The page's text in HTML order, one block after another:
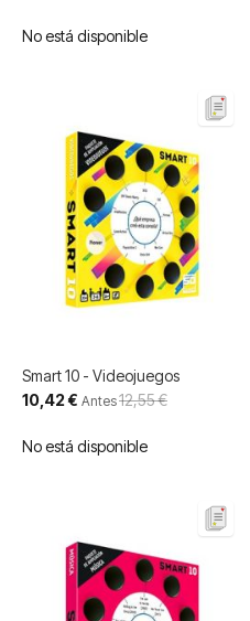
No está disponible
Smart 10 - Videojuegos
Precio
especial
10,42 € Antes12,55 €
No está disponible